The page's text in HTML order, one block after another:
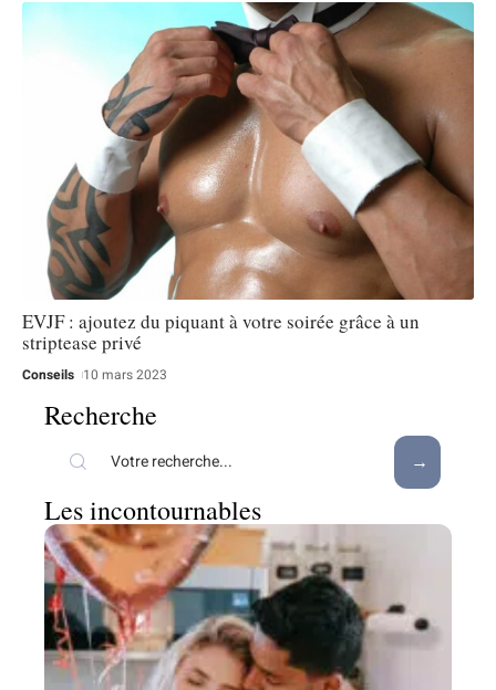
EVJF : ajoutez du piquant à votre soirée grâce à un
striptease privé
Conseils 10 mars 2023
Recherche
Les incontournables